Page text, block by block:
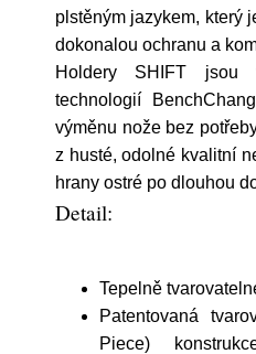
plstěným jazykem, který
dokonalou ochranu a
Holdery SHIFT jsou
technologií
výměnu nože bez
z husté, odolné kvalitní
hrany ostré po dlouhou
Detail:
Tepelně
Patentovaná
Piece)